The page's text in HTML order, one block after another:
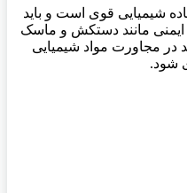
شیمیایی قوی است و باید
ایمنی مانند دستکش و ماسک
در مجاورت مواد شیمیایی
شود.